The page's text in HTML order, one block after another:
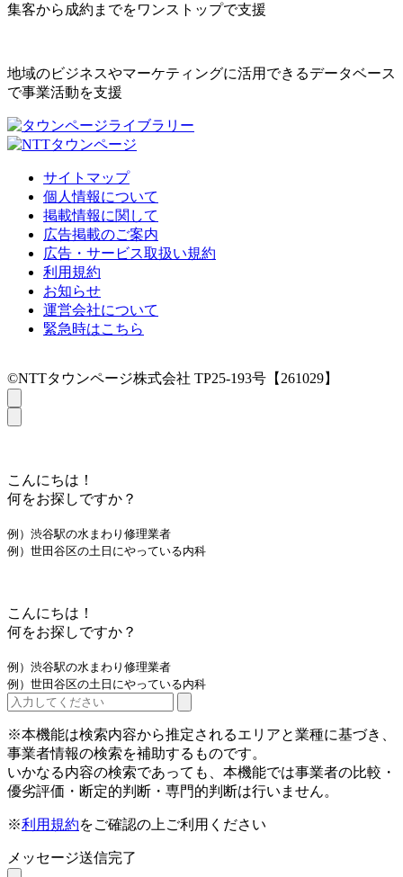
集客から成約までをワンストップで支援
地域のビジネスやマーケティングに活用できるデータベース
で事業活動を支援
サイトマップ
個人情報について
掲載情報に関して
広告掲載のご案内
広告・サービス取扱い規約
利用規約
お知らせ
運営会社について
緊急時はこちら
©NTTタウンページ株式会社 TP25-193号【261029】
こんにちは！
何をお探しですか？
例）渋谷駅の水まわり修理業者
例）世田谷区の土日にやっている内科
こんにちは！
何をお探しですか？
例）渋谷駅の水まわり修理業者
例）世田谷区の土日にやっている内科
※本機能は検索内容から推定されるエリアと業種に基づき、
事業者情報の検索を補助するものです。
いかなる内容の検索であっても、本機能では事業者の比較・
優劣評価・断定的判断・専門的判断は行いません。
※利用規約をご確認の上ご利用ください
メッセージ送信完了